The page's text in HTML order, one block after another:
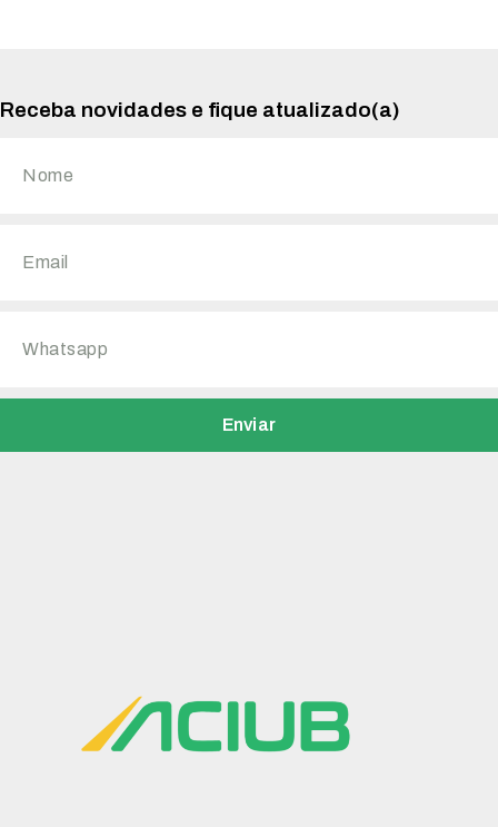
Receba novidades e fique atualizado(a)
Enviar